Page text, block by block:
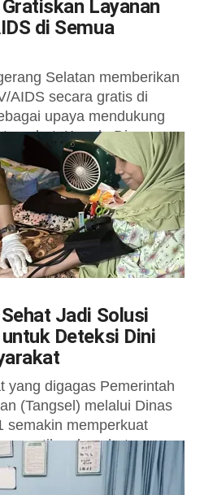
Layanan
di Semua
Selatan memberikan
AIDS secara gratis di
upaya mendukung
Kepala Dinas
dr. Allin...
Jadi Solusi
Deteksi Dini
yang digagas Pemerintah
(Tangsel) melalui Dinas
semakin memperkuat
kesehatan
Upaya...